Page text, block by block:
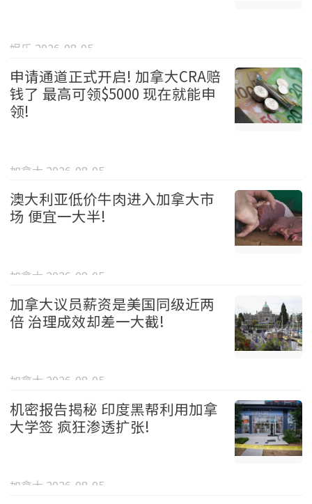
娱乐 2026-08-05
申请通道正式开启! 加拿大CRA赔
钱了 最高可领$5000 现在就能申
领!
加拿大 2026-08-05
澳大利亚低价牛肉进入加拿大市
场 便宜一大半!
加拿大 2026-08-05
加拿大议员薪资是美国同级近两
倍 治理成效却差一大截!
加拿大 2026-08-05
机密报告揭秘 印度黑帮利用加拿
大学签 疯狂渗透扩张!
加拿大 2026-08-05